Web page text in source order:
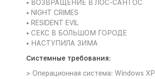
• ВОЗВРАЩЕНИЕ В ЛОС-САНТОС
• NIGHT CRIMES
• RESIDENT EVIL
• СЕКС В БОЛЬШОМ ГОРОДЕ
• НАСТУПИЛА ЗИМА
Системные требования:
> Операционная система: Windows